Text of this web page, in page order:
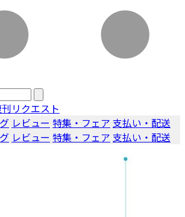
リクエスト
レビュー 特集・フェア 支払い・配送
レビュー 特集・フェア 支払い・配送